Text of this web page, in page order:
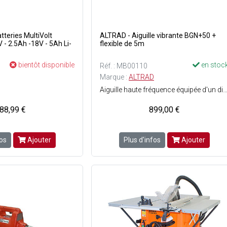
MultiVolt
- 2.5Ah -18V - 5Ah Li-
bientôt disponible
€
Ajouter
ALTRAD - Aiguille vibrante BGN+50 +
flexible de 5m
Réf. : MB00110
en
Marque : ALTRAD
899,00 €
Plus d'infos Ajouter